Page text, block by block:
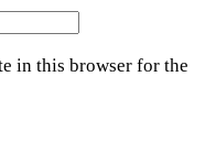
in this browser for the